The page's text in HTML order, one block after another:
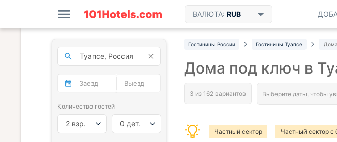
ВАЛЮТА: RUB
Гостиницы России Гостиницы Туапсе
Дома под ключ в
Частный сектор Частный сектор с
Количество гостей
2 взр. 0 дет.